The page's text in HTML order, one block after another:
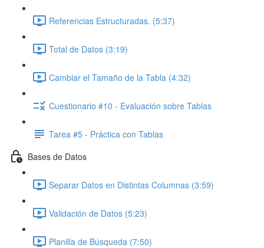
Referencias Estructuradas. (5:37)
Total de Datos (3:19)
Cambiar el Tamaño de la Tabla (4:32)
Cuestionario #10 - Evaluación sobre Tablas
Tarea #5 - Práctica con Tablas
Bases de Datos
Separar Datos en Distintas Columnas (3:59)
Validación de Datos (5:23)
Planilla de Búsqueda (7:50)